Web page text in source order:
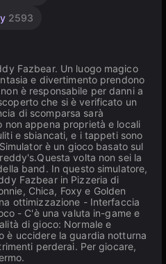
2593
Fazbear. Un luogo magico
e divertimento prendono
è responsabile per danni a
che si è verificato un
di scomparsa sarà
appena proprietà e locali
e sbiancati, e i tappeti sono
è un gioco basato sul
volta non sei la
band. In questo simulatore,
Fazbear in Pizzeria di
Chica, Foxy e Golden
ottimizzazione - Interfaccia
- C'è una valuta in-game e
di gioco: Normale e
è uccidere la guardia notturna
perderai. Per giocare,